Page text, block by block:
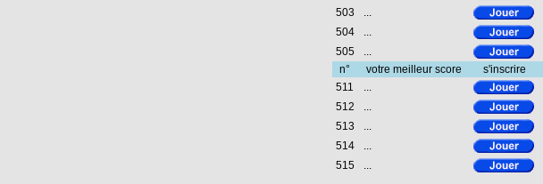
503
...
504
...
505
...
n°
votre meilleur score s'inscrire
511
...
512
...
513
...
514
...
515
...